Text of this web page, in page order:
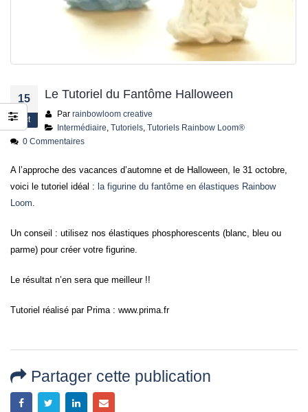
15
Oct
Le Tutoriel du Fantôme Halloween
Par rainbowloom creative
Intermédiaire Tutoriels, Tutoriels Rainbow Loom®
0 Commentaires
A l’approche des vacances d’automne et de Halloween, le 31 octobre,
voici le tutoriel idéal : la figurine du fantôme en élastiques Rainbow
Loom.
Un conseil : utilisez nos élastiques phosphorescents (blanc, bleu ou
parme) pour créer votre figurine.
Le résultat n’en sera que meilleur !!
Tutoriel réalisé par Prima : www.prima.fr
Partager cette publication